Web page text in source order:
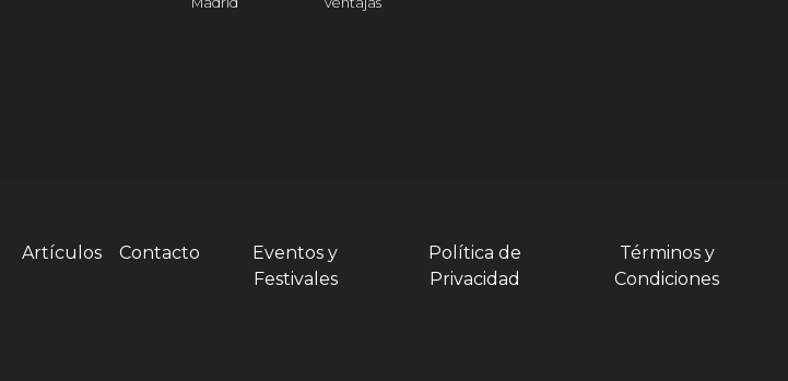
Artículos Contacto
Eventos y
Festivales
Política de
Privacidad
Términos y
Condiciones